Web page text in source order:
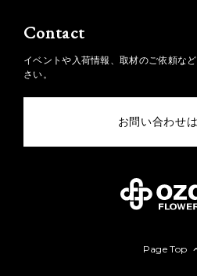
Contact
イベントや入荷情報、取材のご依頼な
さい。
お問い合わせ
Page Top